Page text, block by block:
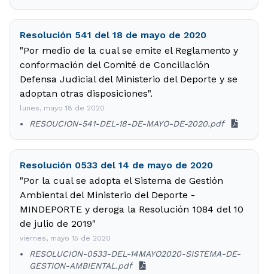
Resolución 541 del 18 de mayo de 2020
"Por medio de la cual se emite el Reglamento y
conformación del Comité de Conciliación
Defensa Judicial del Ministerio del Deporte y se
adoptan otras disposiciones".
lunes, mayo 18 de 2020
RESOUCION-541-DEL-18-DE-MAYO-DE-2020.pdf
Resolución 0533 del 14 de mayo de 2020
"Por la cual se adopta el Sistema de Gestión
Ambiental del Ministerio del Deporte -
MINDEPORTE y deroga la Resolución 1084 del 10
de julio de 2019"
viernes, mayo 15 de 2020
RESOLUCION-0533-DEL-14MAYO2020-SISTEMA-DE-
GESTION-AMBIENTAL.pdf